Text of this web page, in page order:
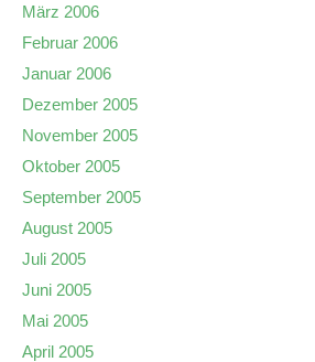
März 2006
Februar 2006
Januar 2006
Dezember 2005
November 2005
Oktober 2005
September 2005
August 2005
Juli 2005
Juni 2005
Mai 2005
April 2005